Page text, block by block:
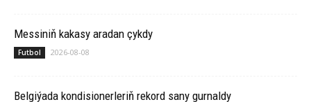
Messiniň kakasy aradan çykdy
Futbol 2026-08-08
Belgiýada kondisionerleriň rekord sany gurnaldy